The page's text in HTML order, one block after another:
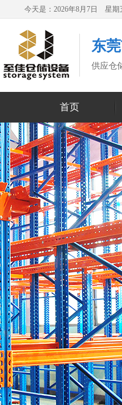
今天是：2026年8月7日 星
东
供应仓
首页